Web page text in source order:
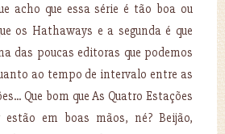
acho que essa série é tão boa ou
os Hathaways e a segunda é que
das poucas editoras que podemos
ao tempo de intervalo entre as
Que bom que As Quatro Estações
estão em boas mãos, né? Beijão,